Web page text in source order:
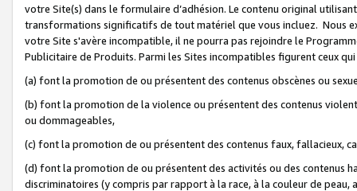
votre Site(s) dans le formulaire d’adhésion. Le contenu original
transformations significatifs de tout matériel que vous incluez. Nous
votre Site s'avère incompatible, il ne pourra pas rejoindre le
Publicitaire de Produits. Parmi les Sites incompatibles figurent ceux
(a) font la promotion de ou présentent des contenus obscènes ou
(b) font la promotion de la violence ou présentent des contenus
ou dommageables,
(c) font la promotion de ou présentent des contenus faux, fallacieux,
(d) font la promotion de ou présentent des activités ou des contenus
discriminatoires (y compris par rapport à la race, à la couleur de